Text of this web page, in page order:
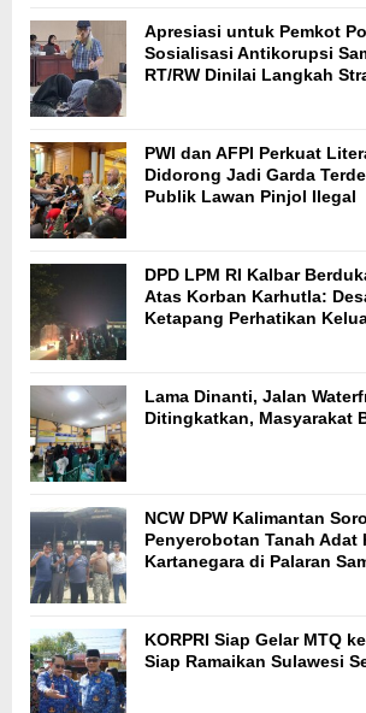
Apresiasi untuk Pemkot
Sosialisasi Antikorupsi
RT/RW Dinilai Langkah
PWI dan AFPI Perkuat
Didorong Jadi Garda
Publik Lawan Pinjol Ilegal
DPD LPM RI Kalbar
Atas Korban Karhutla:
Ketapang Perhatikan
Lama Dinanti, Jalan
Ditingkatkan, Masyarakat
NCW DPW Kalimantan
Penyerobotan Tanah Adat
Kartanegara di Palaran
KORPRI Siap Gelar MTQ
Siap Ramaikan Sulawesi